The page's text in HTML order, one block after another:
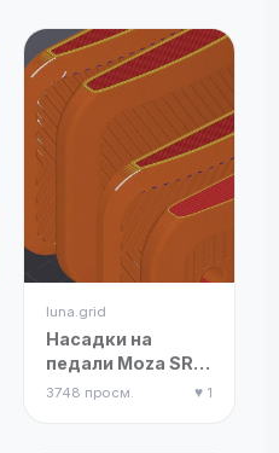
luna.grid
Насадки на
педали Moza SRP
(ремикс)
3748 просм. ♥ 1